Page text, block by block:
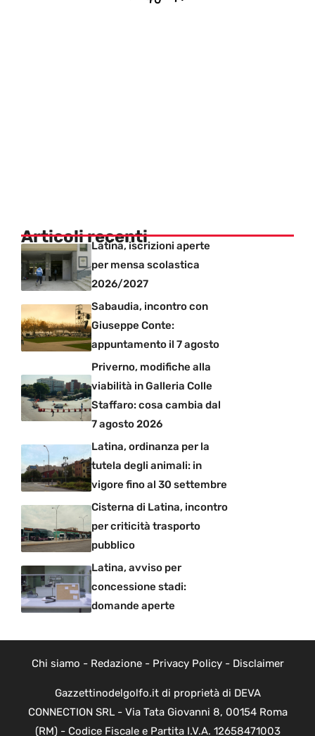
Articoli recentiLatina, iscrizioni aperte
per mensa scolastica
2026/2027
Sabaudia, incontro con
Giuseppe Conte:
appuntamento il 7 agosto
Priverno, modifiche alla
viabilità in Galleria Colle
Staffaro: cosa cambia dal
7 agosto 2026
Latina, ordinanza per la
tutela degli animali: in
vigore fino al 30 settembre
Cisterna di Latina, incontro
per criticità trasporto
pubblico
Latina, avviso per
concessione stadi:
domande aperte
Chi siamo - Redazione- Privacy Policy- Disclaimer
Gazzettinodelgolfo.it di proprietà di DEVA
CONNECTION SRL - Via Tata Giovanni 8, 00154 Roma
(RM) - Codice Fiscale e Partita I.V.A. 12658471003